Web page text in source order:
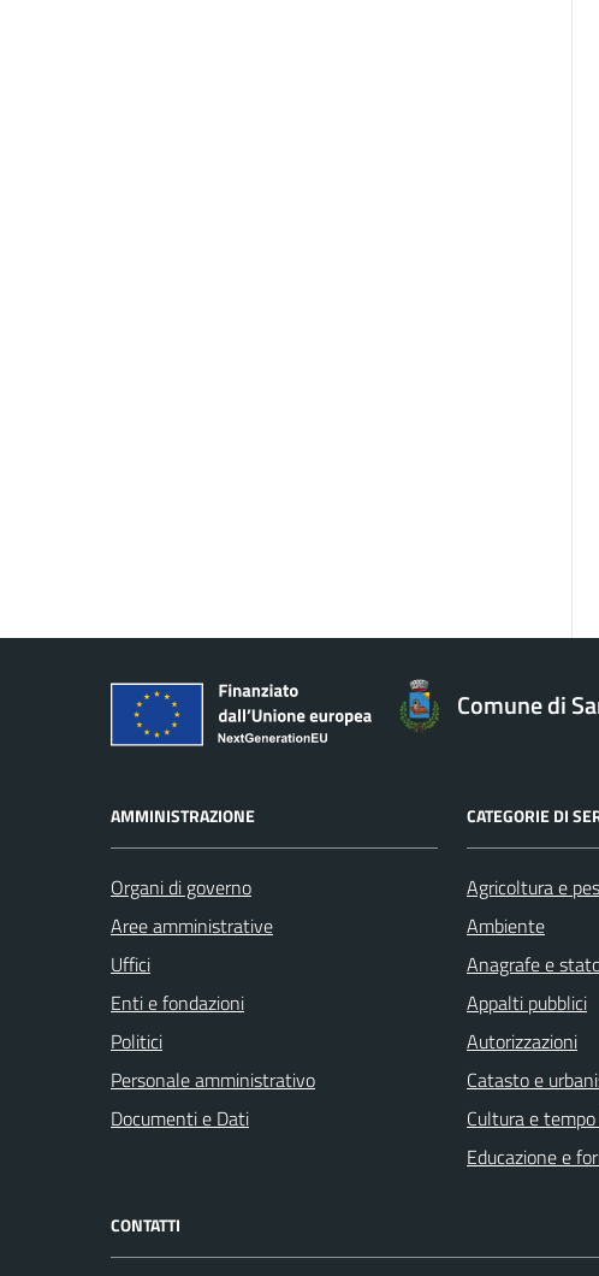
Comune di
AMMINISTRAZIONE
Organi di governo
Aree amministrative
Uffici
Enti e fondazioni
Politici
Personale amministrativo
Documenti e Dati
CATEGORIE DI
Agricoltura e
Ambiente
Anagrafe e
Appalti pubblici
Autorizzazioni
Catasto e
Cultura e
Educazione e
CONTATTI